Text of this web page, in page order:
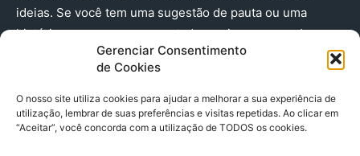
Gerenciar Consentimento
de Cookies
O nosso site utiliza cookies para ajudar a melhorar a sua experiência de
utilização, lembrar de suas preferências e visitas repetidas. Ao clicar em
“Aceitar”, você concorda com a utilização de TODOS os cookies.
ideias. Se você tem uma sugestão de pauta ou uma
história que merece ser contada, envie-nos agora!
(91) 98224 - 3111